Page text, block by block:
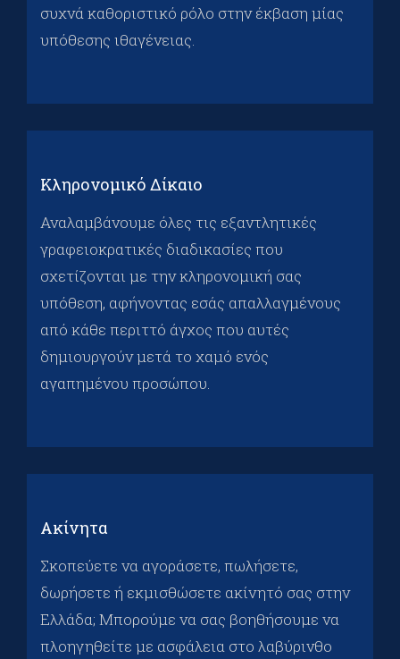
συχνά καθοριστικό ρόλο στην έκβαση μίας
υπόθεσης ιθαγένειας.
Κληρονομικό Δίκαιο
Αναλαμβάνουμε όλες τις εξαντλητικές
γραφειοκρατικές διαδικασίες που
σχετίζονται με την κληρονομική σας
υπόθεση, αφήνοντας εσάς απαλλαγμένους
από κάθε περιττό άγχος που αυτές
δημιουργούν μετά το χαμό ενός
αγαπημένου προσώπου.
Ακίνητα
Σκοπεύετε να αγοράσετε, πωλήσετε,
δωρήσετε ή εκμισθώσετε ακίνητό σας στην
Ελλάδα; Μπορούμε να σας βοηθήσουμε να
πλοηγηθείτε με ασφάλεια στο λαβύρινθο